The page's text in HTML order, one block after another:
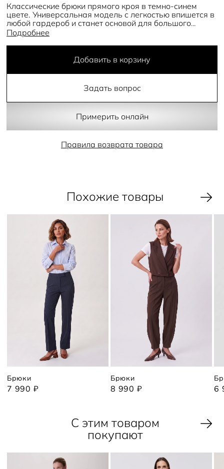
Классические брюки прямого кроя в темно-синем
цвете. Универсальная модель с легкостью впишется в
любой гардероб и станет основой для большого
количества деловых образов. Благодаря высокой
посадке создается элегантный силуэт с акцентом на
талии. По всей длине изделия проходят заутюженные
стрелки, спереди имеются вместительные карманы.
Застегиваются брюки на потайные пуговицы и
молнию, а по периметру пояса расположены шлевки
- высокая посадка
- шлевки на поясе
- декоративный задний карман
- функциональные передние карманы
- потайные пуговицы и молния
Подробнее
Добавить в корзину
Задать вопрос
Примерить онлайн
Правила возврата товара
Похожие товары
Брюки
7 990 ₽
Брюки
8 990 ₽ 6
С этим товаром
покупают